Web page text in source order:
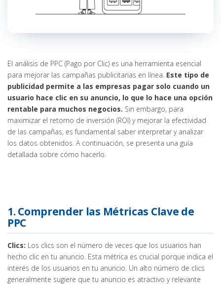
El análisis de PPC (Pago por Clic) es una herramienta esencial
para mejorar las campañas publicitarias en línea. Este tipo de
publicidad permite a las empresas pagar solo cuando un
usuario hace clic en su anuncio, lo que lo hace una opción
rentable para muchos negocios. Sin embargo, para
maximizar el retorno de inversión (ROI) y mejorar la efectividad
de las campañas, es fundamental saber interpretar y analizar
los datos obtenidos. A continuación, se presenta una guía
detallada sobre cómo hacerlo.
1. Comprender las Métricas Clave de
PPC
Clics: Los clics son el número de veces que los usuarios han
hecho clic en tu anuncio. Esta métrica es crucial porque indica el
interés de los usuarios en tu anuncio. Un alto número de clics
generalmente sugiere que tu anuncio es atractivo y relevante